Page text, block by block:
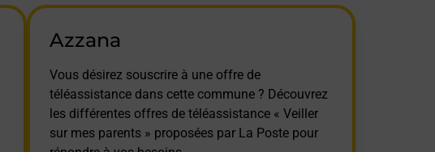
Azzana
Vous désirez souscrire à une offre de
téléassistance dans cette commune ? Découvrez
les différentes offres de téléassistance « Veiller
sur mes parents » proposées par La Poste pour